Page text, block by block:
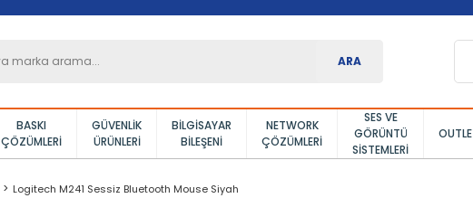
ARA
BASKI
ÇÖZÜMLERI
GÜVENLIK
ÜRÜNLERI
BILGISAYAR
BILEŞENI
NETWORK
ÇÖZÜMLERI
SES VE
GÖRÜNTÜ
SISTEMLERI
Logitech M241 Sessiz Bluetooth Mouse Siyah